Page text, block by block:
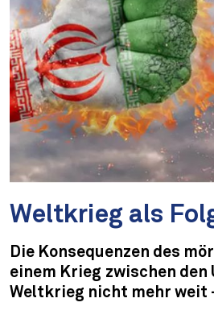
Weltkrieg als
Die Konsequenzen des
einem Krieg zwischen
Weltkrieg nicht mehr weit